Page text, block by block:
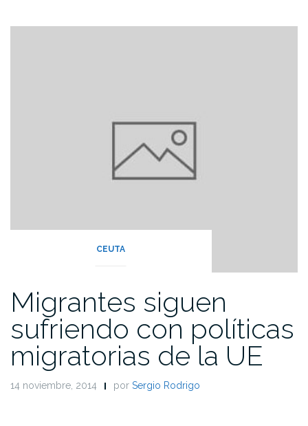
CEUTA
Migrantes siguen
sufriendo con políticas
migratorias de la UE
14 noviembre, 2014 por Sergio Rodrigo